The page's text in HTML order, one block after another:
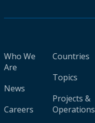
Who We
Are
News
Careers
Countries
Topics
Projects &
Operations